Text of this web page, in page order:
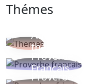
Thémes
Autres
thèmes
Proverbe
Français
Proverbe